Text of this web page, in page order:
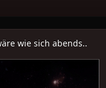
wie sich abends..